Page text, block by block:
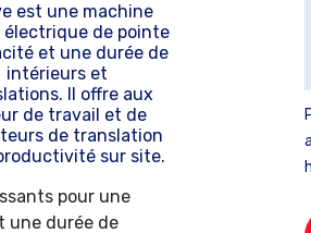
est une machine
de pointe
et une durée de
intérieurs et
Il offre aux
de travail et de
de translation
sur site.
pour une
une durée de